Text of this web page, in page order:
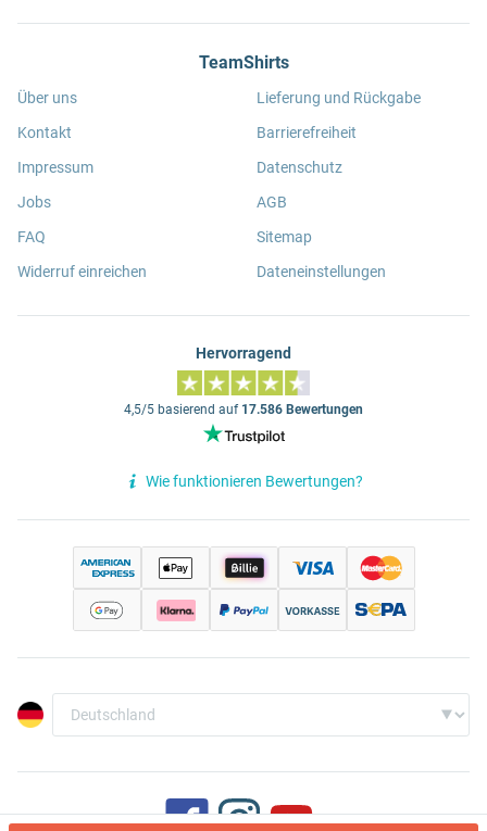
TeamShirts
Über uns
Kontakt
Impressum
Jobs
FAQ
Widerruf einreichen
Lieferung und Rückgabe
Barrierefreiheit
Datenschutz
AGB
Sitemap
Dateneinstellungen
Hervorragend
4,5/5 basierend auf 17.586 Bewertungen
Wie funktionieren Bewertungen?